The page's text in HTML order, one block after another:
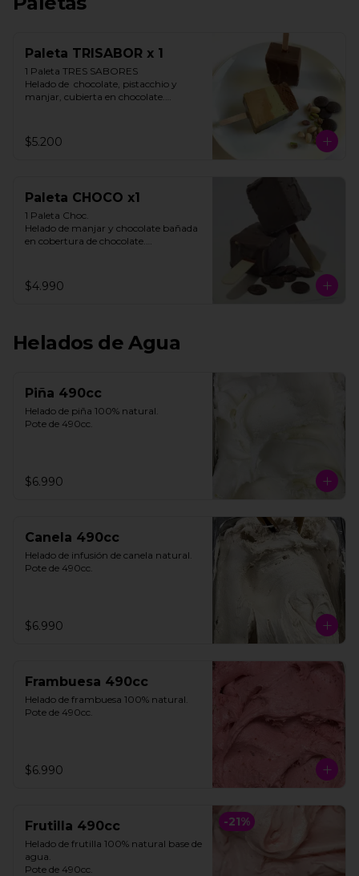
Paleta TRISABOR x 1
1 Paleta TRES SABORES
Helado de  chocolate, pistacchio y
manjar, cubierta en chocolate.
**FOTO REFERENCIAL**
$5.200
Paleta CHOCO x1
1 Paleta Choc.
Helado de manjar y chocolate bañada
en cobertura de chocolate.
$4.990
Helados de Agua
Piña 490cc
Helado de piña 100% natural.
Pote de 490cc.
$6.990
Canela 490cc
Helado de infusión de canela natural.
Pote de 490cc.
$6.990
Frambuesa 490cc
Helado de frambuesa 100% natural.
Pote de 490cc.
$6.990
-21%
Frutilla 490cc
Helado de frutilla 100% natural base de
agua.
Pote de 490cc.